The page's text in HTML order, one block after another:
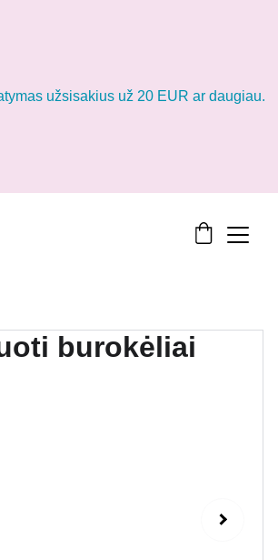
užsisakius už 20 EUR ar daugiau.